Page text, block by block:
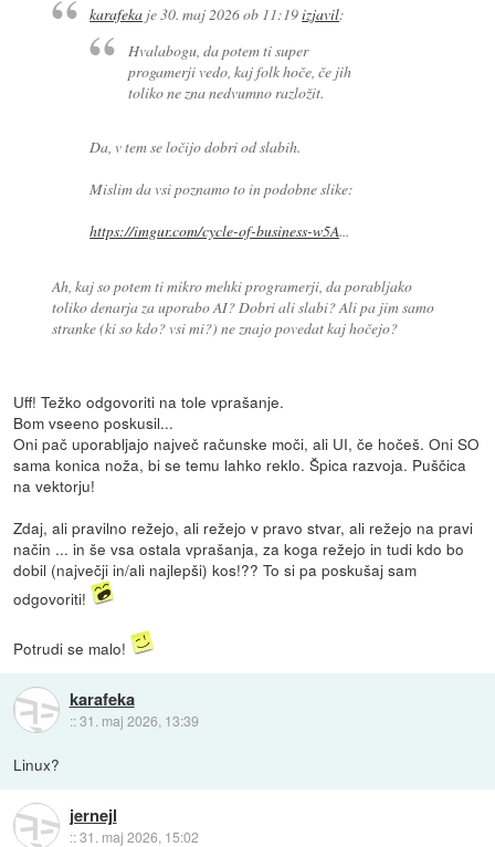
karafeka je30. maj 2026 ob 11:19izjavil:
Hvalabogu, da potem ti super
progamerji vedo, kaj folk hoče, če jih
toliko ne zna nedvumno razložit.
Da, v tem se ločijo dobri od slabih.
Mislim da vsi poznamo to in podobne slike:
https://imgur.com/cycle-of-business-w5A...
Ah, kaj so potem ti mikro mehki programerji, da porabljako
toliko denarja za uporabo AI? Dobri ali slabi? Ali pa jim samo
stranke (ki so kdo? vsi mi?) ne znajo povedat kaj hočejo?
Uff! Težko odgovoriti na tole vprašanje.
Bom vseeno poskusil...
Oni pač uporabljajo največ računske moči, ali UI, če hočeš. Oni SO
sama konica noža, bi se temu lahko reklo. Špica razvoja. Puščica
na vektorju!
Zdaj, ali pravilno režejo, ali režejo v pravo stvar, ali režejo na pravi
način ... in še vsa ostala vprašanja, za koga režejo in tudi kdo bo
dobil (največji in/ali najlepši) kos!?? To si pa poskušaj sam
odgovoriti!
Potrudi se malo!
karafeka
::31. maj 2026, 13:39
Linux?
jernejl
::31. maj 2026, 15:02